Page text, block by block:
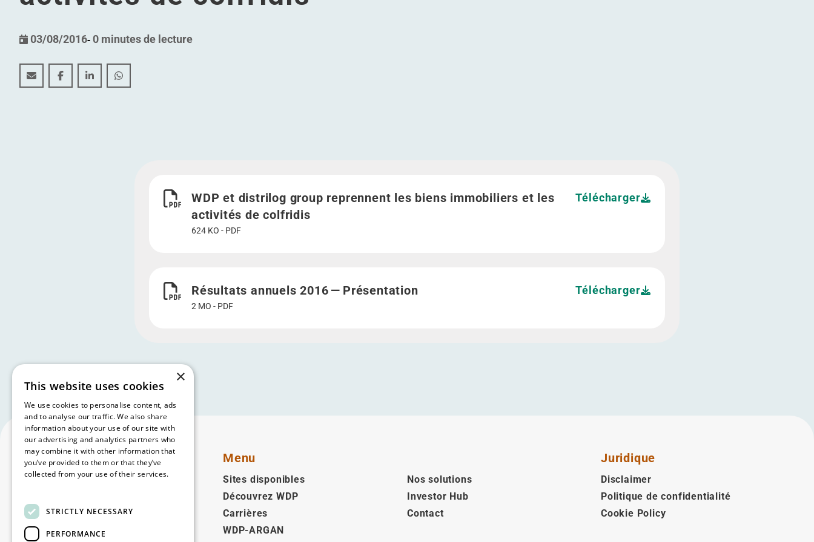
03/08/2016- 0 minutes de lecture
WDP et distrilog group reprennent les biens immobiliers et les activités de colfridis
WDP et distrilog group reprennent les biens immobiliers et les activités de colfridis
WDP et distrilog group reprennent les biens immobiliers et les activités de colfridis
WDP et distrilog group reprennent les biens immobiliers et les activités de colfridis
WDP et distrilog group reprennent les biens immobiliers et les
activités de colfridis
624 KO - PDF
Télécharger
Résultats annuels 2016 — Présentation
2 MO - PDF
Télécharger
Suivez-nous
Menu
Sites disponibles
Nos solutions
Découvrez WDP
Investor Hub
Carrières
Contact
WDP-ARGAN
Juridique
Disclaimer
Politique de confidentialité
Cookie Policy
×
This website uses cookies
We use cookies to personalise content, ads
and to analyse our traffic. We also share
information about your use of our site with
our advertising and analytics partners who
may combine it with other information that
you’ve provided to them or that they’ve
collected from your use of their services.
STRICTLY NECESSARY
PERFORMANCE